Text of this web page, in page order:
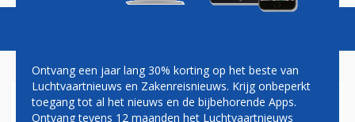
KENYA AIRWAYS ZET 787-8
Ontvang een jaar lang 30% korting op het beste van
Luchtvaartnieuws en Zakenreisnieuws. Krijg onbeperkt
toegang tot al het nieuws en de bijbehorende Apps.
Ontvang tevens 12 maanden het Luchtvaartnieuws